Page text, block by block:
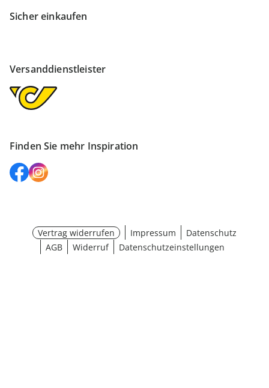
Sicher einkaufen
Versanddienstleister
Finden Sie mehr Inspiration
Vertrag widerrufen Impressum
Datenschutz
AGB
Widerruf Datenschutzeinstellungen